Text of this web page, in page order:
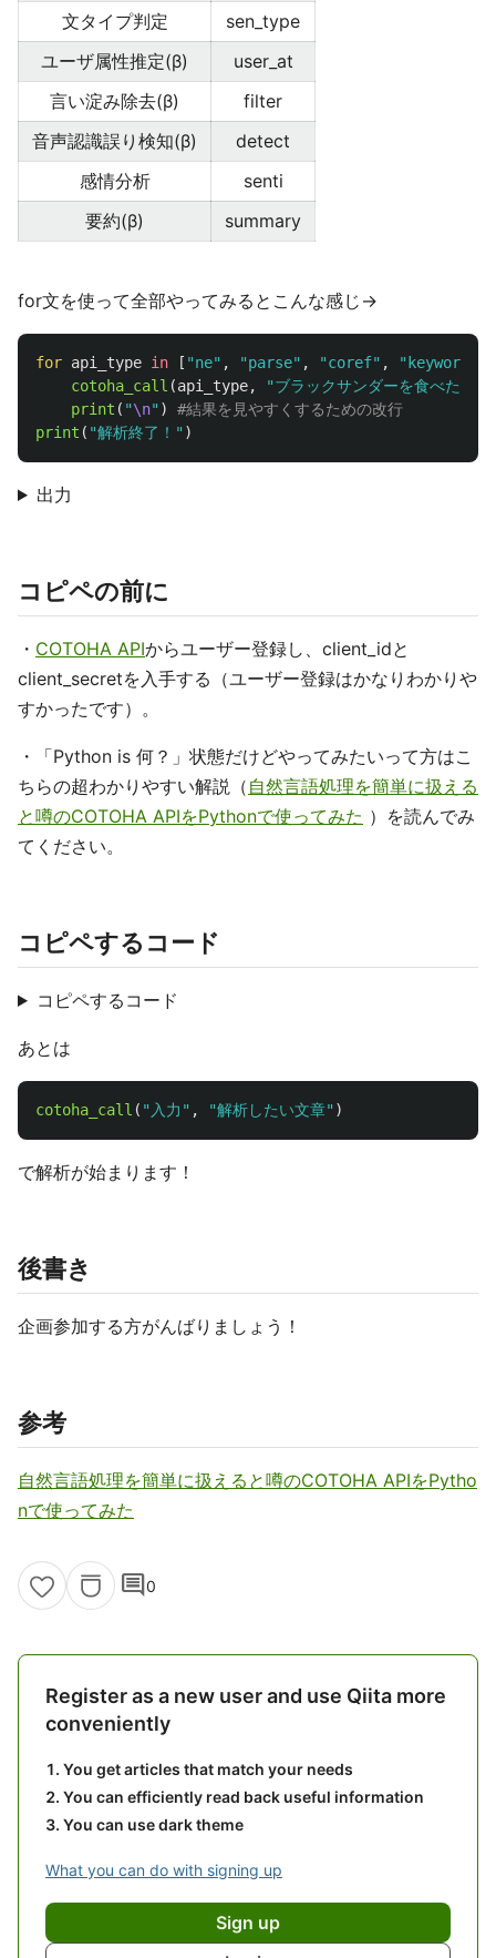
文タイプ判定
sen_type
ユーザ属性推定(β)
user_at
言い淀み除去(β)
filter
音声認識誤り検知(β)
detect
感情分析
senti
要約(β)
summary
for文を使って全部やってみるとこんな感じ→
for api_type in [ "ne" , "parse" , "coref" , " keyword
cotoha_call (api_type, "ブラックサンダーを食べたい。
print ( "\n" )
print ( "解析終了！ " )
出力
コピペの前に
・ COTOHA APIからユーザー登録し、client_idと
client_secretを入手する（ユーザー登録はかなりわかりや
すかったです）。
・「Python is 何？」状態だけどやってみたいって方はこ
ちらの超わかりやすい解説（ 自然言語処理を簡単に扱える
と噂のCOTOHA APIをPythonで使ってみた ）を読んでみ
てください。
コピペするコード
コピペするコード
あとは
cotoha_call ( " 入力 " , "解析したい文章" )
で解析が始まります！
後書き
企画参加する方がんばりましょう！
参考
自然言語処理を簡単に扱えると噂のCOTOHA APIをPytho
nで使ってみた
comment0
Register as a new user and use Qiita more
conveniently
You get articles that match your needs
You can efficiently read back useful information
You can use dark theme
What you can do with signing up
Sign up